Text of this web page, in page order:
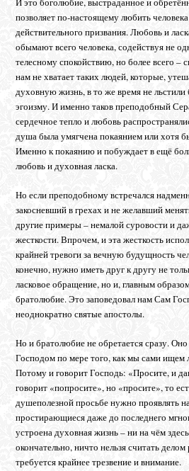
позволяет по-настоящему любить
действительного призвания. Любовь и
обымают всего человека, содействуя не
телесному спокойствию, но более всего –
нам не хватает таких людей, которые,
духовную жизнь, в то же время не
эгоизму. И именно таков преподобный
сердечное тепло и любовь
душа была умягчена покаянием или хотя
Именно к покаянию и побуждает в ещё
любовь и духовная ласка.
Но если преподобному встречался
закосневший в грехах и не желавший
другие примеры – немалой суровости и
жесткости. Впрочем, и эта жесткость
крайней тревоги за вечную будущность
конечно, нужно иметь друг к другу не
ласковое обращение, но и, главным
братолюбие. Это заповедовал нам Сам
неоднократно святые апостолы.
Но и братолюбие не обретается сразу.
Господом по мере того, как мы сами ищем
Потому и говорит Господь: «Просите, и
говорит «попросите», но «просите», то
душеполезной просьбе нужно проявлять
простирающиеся даже до последнего
устроена духовная жизнь – ни на чём
окончательно, ничто нельзя считать
требуется крайнее трезвение и внимание.